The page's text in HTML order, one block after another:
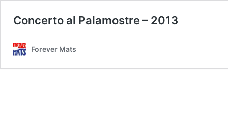
Concerto al Palamostre – 2013
Forever Mats